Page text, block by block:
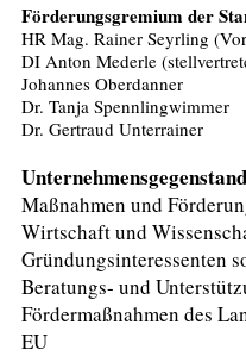
Förderungsgremium der
HR Mag. Rainer Seyrling
DI Anton Mederle
Johannes Oberdanner
Dr. Tanja Spennlingwimmer
Dr. Gertraud Unterrainer
Unternehmensgegenstand
Maßnahmen und
Wirtschaft und
Gründungsinteressenten
Beratungs- und
Fördermaßnahmen des
EU